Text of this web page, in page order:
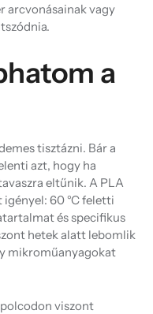
arcvonásainak vagy
a
tisztázni. Bár a
azt, hogy ha
eltűnik. A PLA
60 °C feletti
és specifikus
hetek alatt lebomlik
mikroműanyagokat
viszont